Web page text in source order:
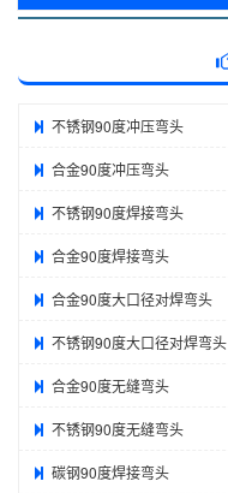
不锈钢90度冲压弯头
合金90度冲压弯头
不锈钢90度焊接弯头
合金90度焊接弯头
合金90度大口径对焊弯头
不锈钢90度大口径对焊弯头
合金90度无缝弯头
不锈钢90度无缝弯头
碳钢90度焊接弯头